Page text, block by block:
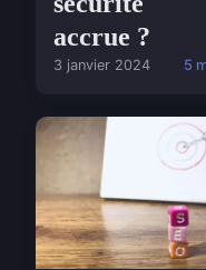
accrue ?
3 janvier 2024 5